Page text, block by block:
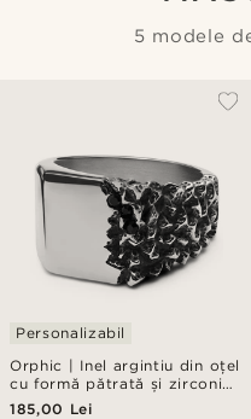
5 modele
Orphic | Inel argintiu din oțel
cu formă pătrată și zirconiu
negru
Personalizabil
185,00 Lei